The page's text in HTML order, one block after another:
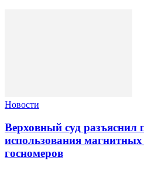
Новости
Верховный суд разъяснил
использования
госномеров